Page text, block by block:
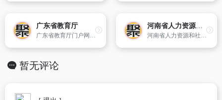
广东省教育厅
广东省教育厅门户网站,含下设机构介绍、教育政策法规、教育动态和网上办事指南。
河南省人力资源和社会保障厅
河南省人力资源和社会保障厅主办网站。
暂无评论